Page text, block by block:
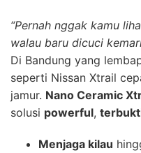
“Pernah nggak kamu
walau baru dicuci
Di Bandung yang
seperti Nissan Xtrail
jamur. Nano Ceramic
solusi powerful,
Menjaga kilau